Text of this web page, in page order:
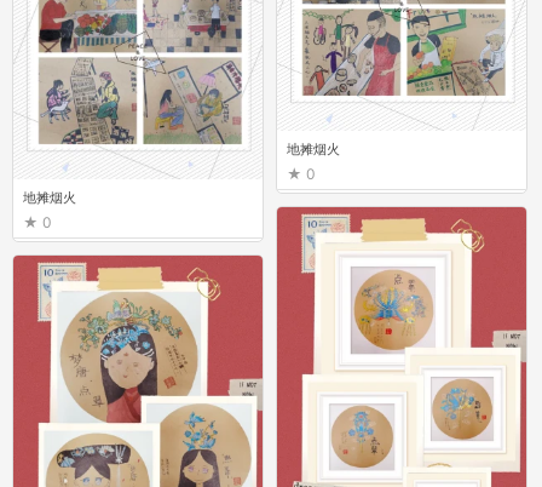
地摊烟火
0
地摊烟火
0